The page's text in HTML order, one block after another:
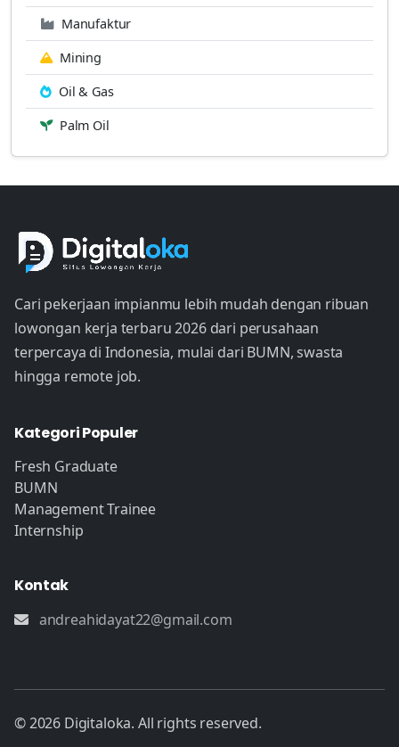
Manufaktur
Mining
Oil & Gas
Palm Oil
Cari pekerjaan impianmu lebih mudah dengan ribuan
lowongan kerja terbaru 2026 dari perusahaan
terpercaya di Indonesia, mulai dari BUMN, swasta
hingga remote job.
Kategori Populer
Fresh Graduate
BUMN
Management Trainee
Internship
Kontak
andreahidayat22@gmail.com
© 2026 Digitaloka. All rights reserved.